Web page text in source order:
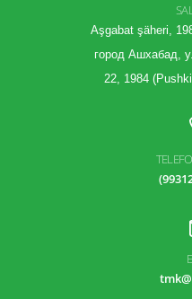
Aşgabat şäheri,
город Ашхабад,
22, 1984